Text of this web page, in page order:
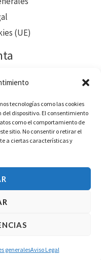
tecnologías como las cookies
dispositivo. El consentimiento
como el comportamiento de
sitio. No consentir o retirar el
a ciertas características y
generalesAviso Legal
(UE)